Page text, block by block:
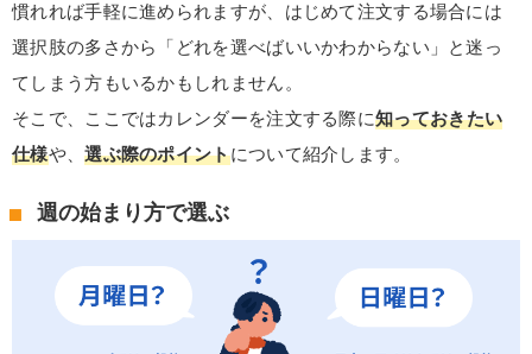
慣れれば手軽に進められますが、はじめて注文する場合には
選択肢の多さから「どれを選べばいいかわからない」と迷っ
てしまう方もいるかもしれません。
そこで、ここではカレンダーを注文する際に知っておきたい
仕様や、選ぶ際のポイントについて紹介します。
週の始まり方で選ぶ